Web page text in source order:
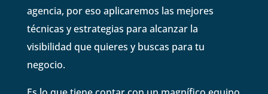
agencia, por eso aplicaremos las mejores
técnicas y estrategias para alcanzar la
visibilidad que quieres y buscas para tu
negocio.